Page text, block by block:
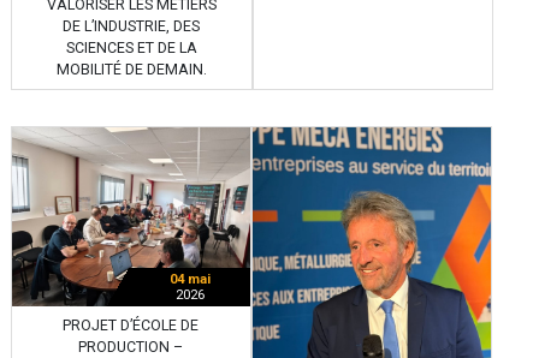
VALORISER LES MÉTIERS
DE L’INDUSTRIE, DES
SCIENCES ET DE LA
MOBILITÉ DE DEMAIN.
04 mai
2026
PROJET D’ÉCOLE DE
PRODUCTION –